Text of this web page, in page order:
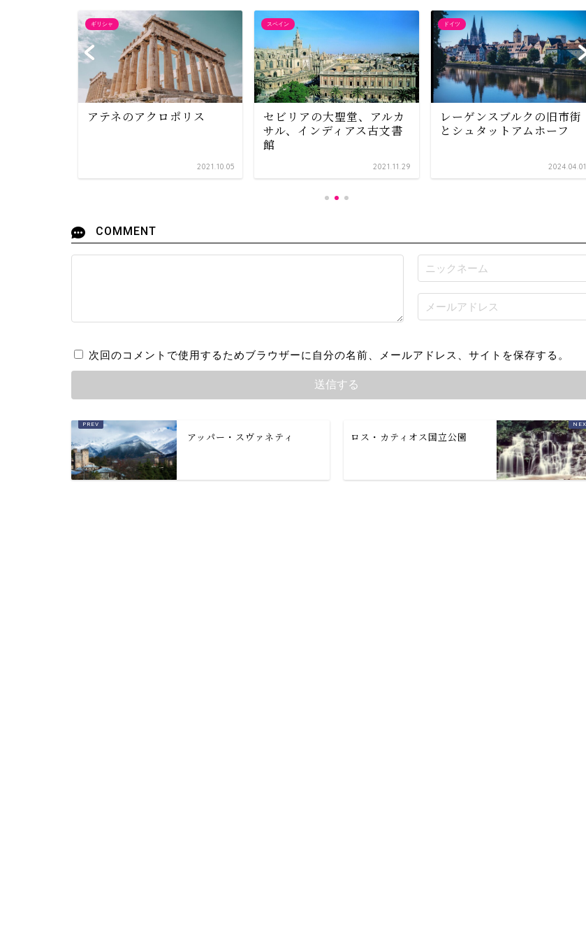
ギリシャ
アテネのアクロポリス
2021.10.05
スペイン
セビリアの大聖堂、アルカ
サル、インディアス古文書
館
2021.11.29
ドイツ
レーゲンスブルクの旧市街
とシュタットアムホーフ
2024.04.01
COMMENT
次回のコメントで使用するためブラウザーに自分の名前、メールアドレス、サイトを保存する。
アッパー・スヴァネティ ロス・カティオス国立公園